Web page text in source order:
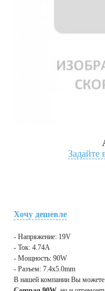
Задайте
Хочу дешевле
- Напряжение: 19V
- Ток: 4.74A
- Мощность: 90W
- Разъем: 7.4x5.0mm
В нашей компании Вы можете